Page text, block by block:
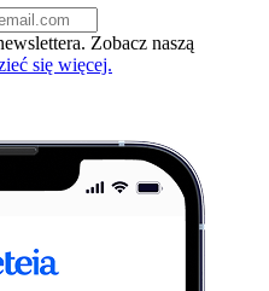
Zobacz naszą
się więcej.